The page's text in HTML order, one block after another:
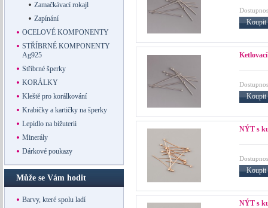
Zamačkávací rokajl
Zapínání
OCELOVÉ KOMPONENTY
STŘÍBRNÉ KOMPONENTY
Ag925
Stříbrné šperky
KORÁLKY
Kleště pro korálkování
Krabičky a kartičky na šperky
Lepidlo na bižuterii
Minerály
Dárkové poukazy
Může se Vám hodit
Barvy, které spolu ladí
Koupit
Koupit
NÝT s
Koupit
NÝT s